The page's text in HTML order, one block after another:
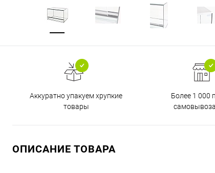
Аккуратно упакуем хрупкие
товары
Более 1 000
ОПИСАНИЕ ТОВАРА